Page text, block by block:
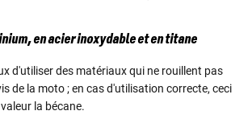
en acier inoxydable et en titane
d'utiliser des matériaux qui ne rouillent pas
de la moto ; en cas d'utilisation correcte, ceci
la bécane.